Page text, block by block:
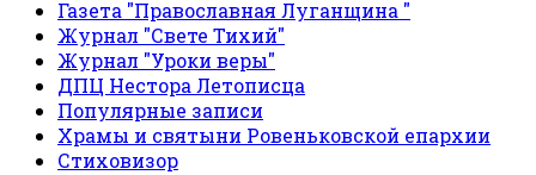
Газета "Православная Луганщина "
Журнал "Свете Тихий"
Журнал "Уроки веры"
ДПЦ Нестора Летописца
Популярные записи
Храмы и святыни Ровеньковской епархии
Стиховизор